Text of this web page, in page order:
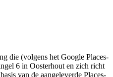
die (volgens het Google Places-
6 in Oosterhout en zich richt
van de aangeleverde Places-